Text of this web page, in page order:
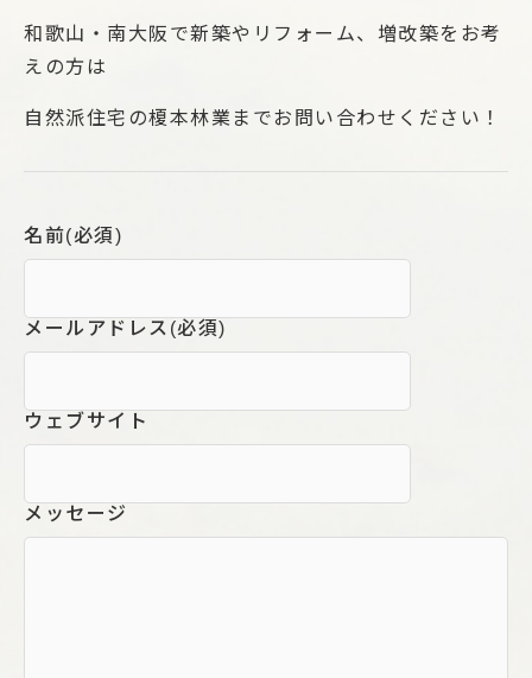
和歌山・南大阪で新築やリフォーム、増改築をお考
えの方は
自然派住宅の榎本林業までお問い合わせください！
名前(必須)
メールアドレス (必須)
ウェブサイト
メッセージ